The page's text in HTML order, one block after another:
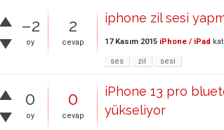
–2
oy
2
cevap
iphone zil sesi
17 Kasım 2015 iPhone / iPad
ses zil sesi
0
oy
0
cevap
iPhone 13 pro
yükseliyor